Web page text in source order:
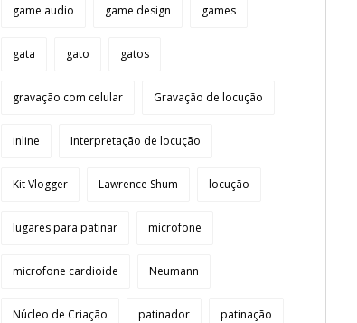
game audio game design games
gata gato gatos
gravação com celular Gravação de locução
inline Interpretação de locução
Kit Vlogger Lawrence Shum locução
lugares para patinar microfone
microfone cardioide Neumann
Núcleo de Criação patinador patinação